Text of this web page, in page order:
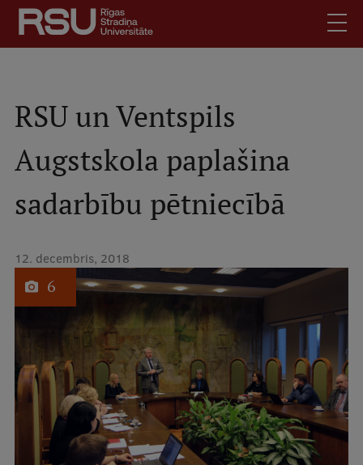
Pārlekt
galveno
saturu
Mobile
augšējā
izvēlne
Studentiem
Absolventiem
Darba devējiem
Bibliotēka
Kontakti
Vakances
Mobile
galvenā
izvēlne
Studiju iespējas
RSU un Ventspils
Augstskola paplašina
sadarbību pētniecībā
6
12. decembris, 2018